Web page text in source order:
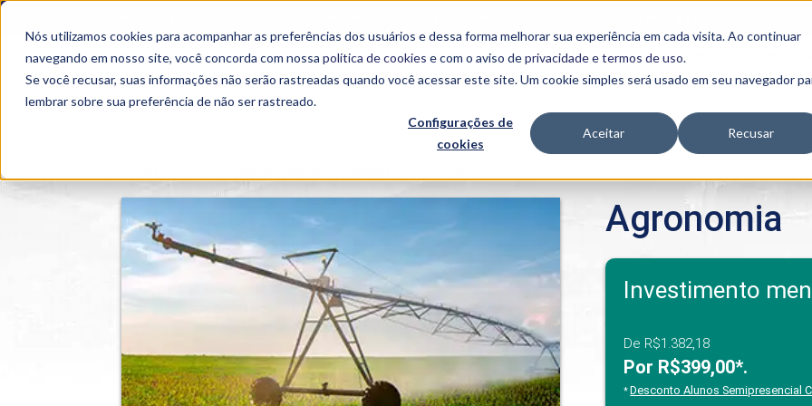
Nós utilizamos cookies para acompanhar as preferências dos usuários e dessa forma melhorar sua experiência em cada visita. Ao continuar
navegando em nosso site, você concorda com nossa política de cookies e com o aviso deprivacidade e termos de uso.
Se você recusar, suas informações não serão rastreadas quando você acessar este site. Um cookie simples será usado em seu navegador
lembrar sobre sua preferência de não ser rastreado.
Configurações de
cookies
Aceitar Recusar
SEMIPRESENCIAL PRESENCIAL EAD BENEFÍCIOS
Acadêmicos
PAE
PIME
Pesquisa e
Agronomia
Investimento
De R$1.382,18
Por R$399,00*.
* Desconto Alunos Semipresencial